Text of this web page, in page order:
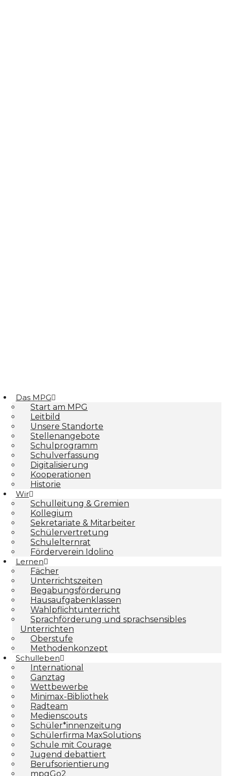
Das MPG
Start am MPG
Leitbild
Unsere Standorte
Stellenangebote
Schulprogramm
Schulverfassung
Digitalisierung
Kooperationen
Historie
Wir
Schulleitung & Gremien
Kollegium
Sekretariate & Mitarbeiter
Schülervertretung
Schulelternrat
Förderverein Idolino
Lernen
Fächer
Unterrichtszeiten
Begabungs­förderung
Hausaufgabenklassen
Wahlpflichtunterricht
Sprachförderung und sprachsensibles
Unterrichten
Oberstufe
Methodenkonzept
Schulleben
International
Ganztag
Wettbewerbe
Minimax-Bibliothek​
Radteam
Medienscouts
Schüler*innenzeitung
Schülerfirma MaxSolutions
Schule mit Courage
Jugend debattiert
Berufsorientierung
mpgGo2